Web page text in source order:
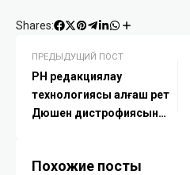
Shares:
ПРЕДЫДУЩИЙ ПОСТ
РНҚ редакциялау
технологиясы алғаш рет
Дюшен дистрофиясын
Похожие посты